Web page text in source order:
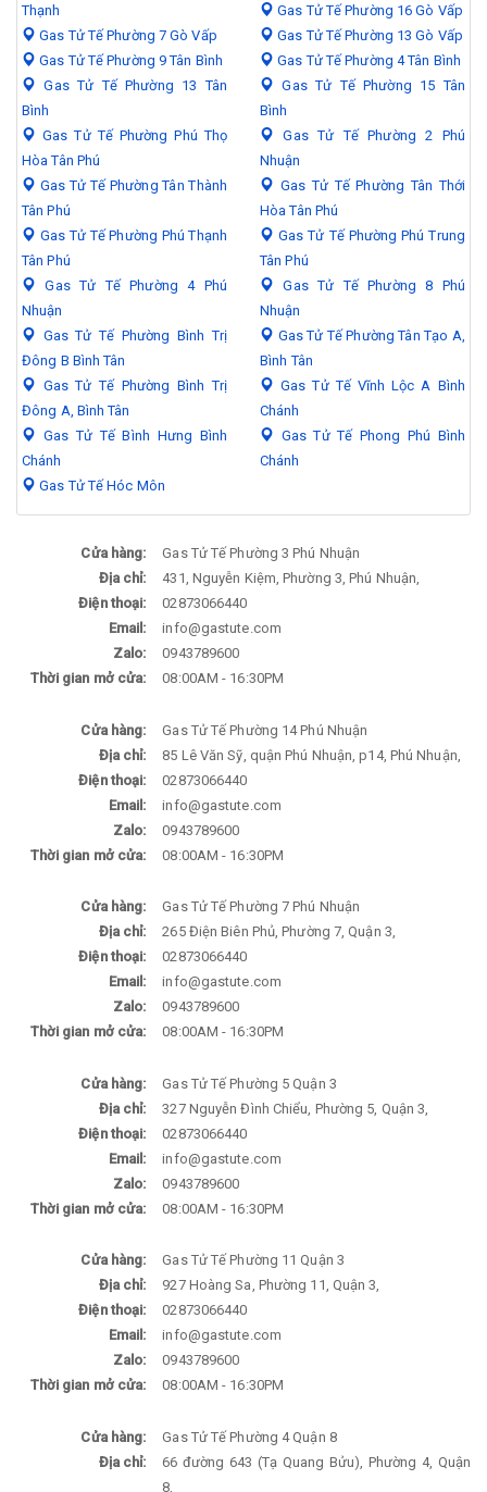
Thạnh
Gas Tử Tế Phường 16 Gò Vấp
Gas Tử Tế Phường 7 Gò Vấp
Gas Tử Tế Phường 13 Gò Vấp
Gas Tử Tế Phường 9 Tân Bình
Gas Tử Tế Phường 4 Tân Bình
Gas Tử Tế Phường 13 Tân
Bình
Gas Tử Tế Phường 15 Tân
Bình
Gas Tử Tế Phường Phú Thọ
Hòa Tân Phú
Gas Tử Tế Phường 2 Phú
Nhuận
Gas Tử Tế Phường Tân Thành
Tân Phú
Gas Tử Tế Phường Tân Thới
Hòa Tân Phú
Gas Tử Tế Phường Phú Thạnh
Tân Phú
Gas Tử Tế Phường Phú Trung
Tân Phú
Gas Tử Tế Phường 4 Phú
Nhuận
Gas Tử Tế Phường 8 Phú
Nhuận
Gas Tử Tế Phường Bình Trị
Đông B Bình Tân
Gas Tử Tế Phường Tân Tạo A,
Bình Tân
Gas Tử Tế Phường Bình Trị
Đông A, Bình Tân
Gas Tử Tế Vĩnh Lộc A Bình
Chánh
Gas Tử Tế Bình Hưng Bình
Chánh
Gas Tử Tế Phong Phú Bình
Chánh
Gas Tử Tế Hóc Môn
Cửa hàng:
Gas Tử Tế Phường 3 Phú Nhuận
Địa chỉ:
431, Nguyễn Kiệm, Phường 3, Phú Nhuận,
Điện thoại:
02873066440
Email:
info@gastute.com
Zalo:
0943789600
Thời gian mở cửa:
08:00AM - 16:30PM
Cửa hàng:
Gas Tử Tế Phường 14 Phú Nhuận
Địa chỉ:
85 Lê Văn Sỹ, quận Phú Nhuận, p14, Phú Nhuận,
Điện thoại:
02873066440
Email:
info@gastute.com
Zalo:
0943789600
Thời gian mở cửa:
08:00AM - 16:30PM
Cửa hàng:
Gas Tử Tế Phường 7 Phú Nhuận
Địa chỉ:
265 Điện Biên Phủ, Phường 7, Quận 3,
Điện thoại:
02873066440
Email:
info@gastute.com
Zalo:
0943789600
Thời gian mở cửa:
08:00AM - 16:30PM
Cửa hàng:
Gas Tử Tế Phường 5 Quận 3
Địa chỉ:
327 Nguyễn Đình Chiểu, Phường 5, Quận 3,
Điện thoại:
02873066440
Email:
info@gastute.com
Zalo:
0943789600
Thời gian mở cửa:
08:00AM - 16:30PM
Cửa hàng:
Gas Tử Tế Phường 11 Quận 3
Địa chỉ:
927 Hoàng Sa, Phường 11, Quận 3,
Điện thoại:
02873066440
Email:
info@gastute.com
Zalo:
0943789600
Thời gian mở cửa:
08:00AM - 16:30PM
Cửa hàng:
Gas Tử Tế Phường 4 Quận 8
Địa chỉ:
66 đường 643 (Tạ Quang Bửu), Phường 4, Quận
8,